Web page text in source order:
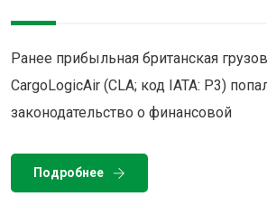
Ранее прибыльная британская
CargoLogicAir (CLA; код IATA: P3)
законодательство о финансовой
Подробнее